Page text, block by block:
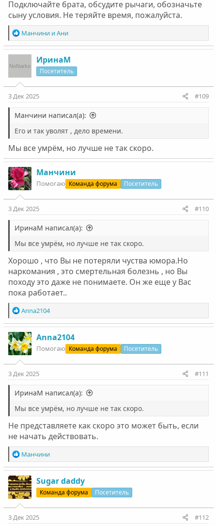
Подключайте брата, обсудите рычаги, обозначьте
сыну условия. Не теряйте время, пожалуйста.
Р
е
а
ц
и
и
:
МанчинииАни
ИринаМ
Посетитель
3 Дек 2025 #109
Манчини написал(а):
Его и так уволят , дело времени.
Мы все умрём, но лучше не так скоро.
Манчини
Помогаю Команда форума Посетитель
3 Дек 2025 #110
ИринаМ написал(а):
Мы все умрём, но лучше не так скоро.
Хорошо , что Вы не потеряли чуства юмора.Но
наркомания , это смертельная болезнь , но Вы
походу это даже не понимаете. Он же еще у Вас
пока работает..
Р
е
а
к
ц
и
и
:
Anna2104
Anna2104
Помогаю Команда форума Посетитель
3 Дек 2025 #111
ИринаМ написал(а):
Мы все умрём, но лучше не так скоро.
Не представляете как скоро это может быть, если
не начать действовать.
Р
е
а
к
ц
и
и
:
Манчини
Sugar daddy
Команда форума Посетитель
3 Дек 2025 #112